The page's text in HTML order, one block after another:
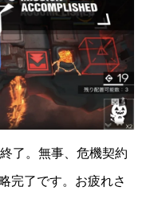
了。無事、危機契約
完了です。お疲れさ